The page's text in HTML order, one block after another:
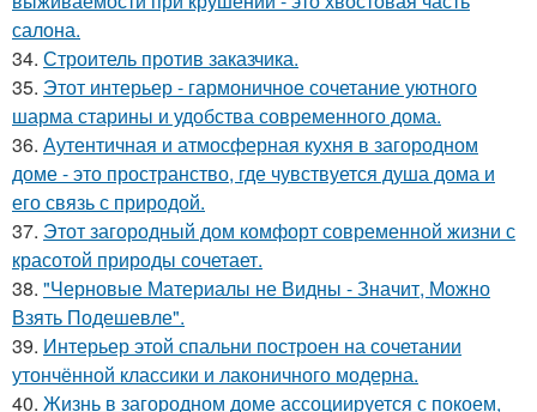
салона.
34. Строитель против заказчика.
35. Этот интерьер - гармоничное сочетание уютного
шарма старины и удобства современного дома.
36. Аутентичная и атмосферная кухня в загородном
доме - это пространство, где чувствуется душа дома и
его связь с природой.
37. Этот загородный дом комфорт современной жизни с
красотой природы сочетает.
38. "Черновые Материалы не Видны - Значит, Можно
Взять Подешевле".
39. Интерьер этой спальни построен на сочетании
утончённой классики и лаконичного модерна.
40. Жизнь в загородном доме ассоциируется с покоем,